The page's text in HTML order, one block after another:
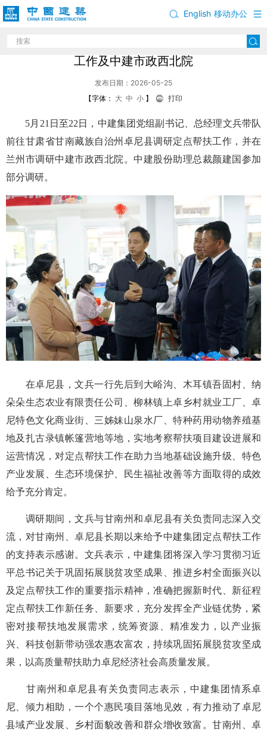
移动办公
English
文兵调研甘肃省甘南藏族自治州卓尼县定点帮扶
工作及中建市政西北院
发布日期：2026-05-25
【字体： 大 中 小 】 打印
5月21日至22日，中建集团党组副书记、总经理文兵带队
前往甘肃省甘南藏族自治州卓尼县调研定点帮扶工作，并在
兰州市调研中建市政西北院。中建股份助理总裁颜建国参加
部分调研。
在卓尼县，文兵一行先后到大峪沟、木耳镇吾固村、纳
朵朵生态农业有限责任公司、柳林镇上卓乡村就业工厂、卓
尼特色文化商业街、三姊妹山泉水厂、特种药用动物养殖基
地及扎古录镇帐篷营地等地，实地考察帮扶项目建设进展和
运营情况，对定点帮扶工作在助力当地基础设施升级、特色
产业发展、生态环境保护、民生福祉改善等方面取得的成效
给予充分肯定。
调研期间，文兵与甘南州和卓尼县有关负责同志深入交
流，对甘南州、卓尼县长期以来给予中建集团定点帮扶工作
的支持表示感谢。文兵表示，中建集团将深入学习贯彻习近
平总书记关于巩固拓展脱贫攻坚成果、推进乡村全面振兴以
及定点帮扶工作的重要指示精神，准确把握新时代、新征程
定点帮扶工作新任务、新要求，充分发挥全产业链优势，紧
密对接帮扶地发展需求，统筹资源、精准发力，以产业振
兴、科技创新带动强农惠农富农，持续巩固拓展脱贫攻坚成
果，以高质量帮扶助力卓尼经济社会高质量发展。
甘南州和卓尼县有关负责同志表示，中建集团情系卓
尼、倾力相助，一个个惠民项目落地见效，有力推动了卓尼
县域产业发展、乡村面貌改善和群众增收致富。甘南州、卓